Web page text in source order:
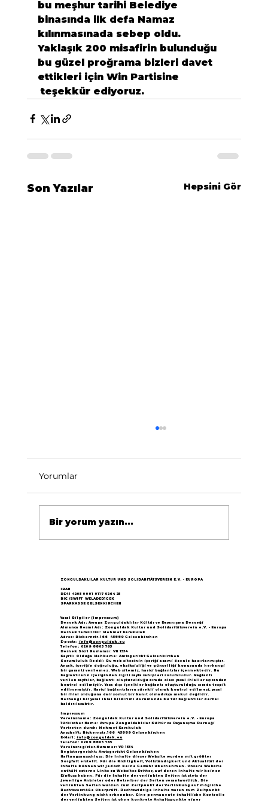
bu meşhur tarihi Belediye
binasında ilk defa Namaz
kılınmasınada sebep oldu.
Yaklaşık 200 misafirin bulunduğu
bu güzel proğrama bizleri davet
ettikleri için Win Partisine
teşekkür ediyoruz.
Son Yazılar Hepsini Gör
büyük yankı uyandırdı...
Yorumlar
Bir yorum yazın...
ZONGULDAKLILAR KULTUR UND SOLIDARITÄTSVEREIN E.V. - EUROPA
IBAN
DE41 4205 0001 0117 0264 25
BIC /SWIFT WELADED1GEK
SPARKASSE GELSENKIRCHEN
Yasal Bilgiler (Impressum)
Dernek Adı: Avrupa Zonguldaklılar Kültür ve Dayanışma Derneği
Almanca Resmi Adı: Zonguldak Kultur und Solidaritätsverein e.V. - Europa
Dernek Temsilcisi: Mehmet Karakulak
Adres: Bickernstr.166 45889 Gelsenkirchen
E-posta: info@zonguldak.eu
Telefon: 0209 8805 765
Dernek Sicil Numarası: VR 1534
Kayıtlı Olduğu Mahkeme: Amtsgericht Gelsenkirchen
Sorumluluk Reddi: Bu web sitesinin içeriği azami özenle hazırlanmıştır.
Ancak, içeriğin doğruluğu, eksiksizliği ve güncelliği konusunda herhangi
bir garanti verilemez. Web sitemiz, harici bağlantılar içermektedir. Bu
bağlantıların içeriğinden ilgili sayfa sahipleri sorumludur. Bağlantı
verilen sayfalar, bağlantı oluşturulduğu sırada olası yasal ihlaller açısından
kontrol edilmiştir. Yasa dışı içerikler bağlantı oluşturulduğu sırada tespit
edilmemiştir. Harici bağlantıların sürekli olarak kontrol edilmesi, yasal
bir ihlal olduğuna dair somut bir kanıt olmadıkça makul değildir.
Herhangi bir yasal ihlal bildirimi durumunda bu tür bağlantılar derhal
kaldırılacaktır.
Impressum
Vereinsname: Zonguldak Kultur und Solidaritätsverein e.V. - Europa
Türkischer Name: Avrupa Zonguldaklılar Kültür ve Dayanışma Derneği
Vertreten durch: Mehmet Karakulak
Anschrift: Bickernstr.166 45889 Gelsenkirchen
E-Mail: info@zonguldak.eu
Telefon: 0209 8805 765
Vereinsregister-Nummer: VR 1534
Registergericht: Amtsgericht Gelsenkirchen
Haftungsausschluss: Die Inhalte dieser Website wurden mit größter
Sorgfalt erstellt. Für die Richtigkeit, Vollständigkeit und Aktualität der
Inhalte können wir jedoch keine Gewähr übernehmen. Unsere Website
enthält externe Links zu Websites Dritter, auf deren Inhalte wir keinen
Einfluss haben. Für die Inhalte der verlinkten Seiten ist stets der
jeweilige Anbieter oder Betreiber der Seiten verantwortlich. Die
verlinkten Seiten wurden zum Zeitpunkt der Verlinkung auf mögliche
Rechtsverstöße überprüft. Rechtswidrige Inhalte waren zum Zeitpunkt
der Verlinkung nicht erkennbar. Eine permanente inhaltliche Kontrolle
der verlinkten Seiten ist ohne konkrete Anhaltspunkte einer